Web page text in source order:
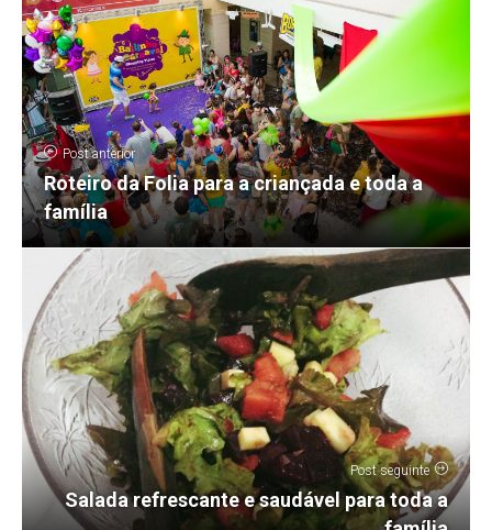
Post anterior
Roteiro da Folia para a criançada e toda a
família
Post seguinte
Salada refrescante e saudável para toda a